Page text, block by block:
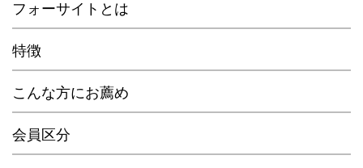
フォーサイトとは
特徴
こんな方にお薦め
会員区分